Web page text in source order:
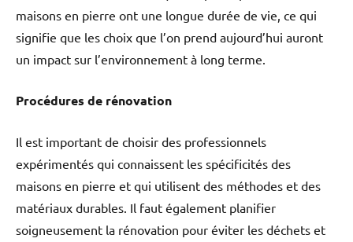
maisons en pierre ont une longue durée de vie, ce qui
signifie que les choix que l’on prend aujourd’hui auront
un impact sur l’environnement à long terme.
Procédures de rénovation
Il est important de choisir des professionnels
expérimentés qui connaissent les spécificités des
maisons en pierre et qui utilisent des méthodes et des
matériaux durables. Il faut également planifier
soigneusement la rénovation pour éviter les déchets et